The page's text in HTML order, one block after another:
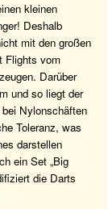
kleinen
Deshalb
mit den großen
Flights vom
Darüber
und so liegt der
Nylonschäften
Toleranz, was
darstellen
ein Set „Big
die Darts